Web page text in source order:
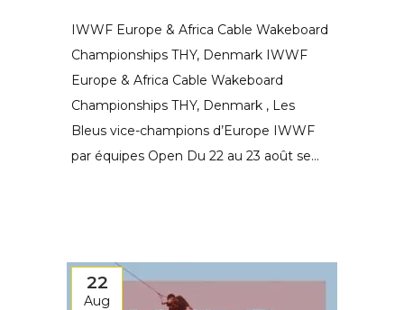
IWWF Europe & Africa Cable Wakeboard
Championships THY, Denmark IWWF
Europe & Africa Cable Wakeboard
Championships THY, Denmark , Les
Bleus vice-champions d’Europe IWWF
par équipes Open Du 22 au 23 août se...
22
Aug